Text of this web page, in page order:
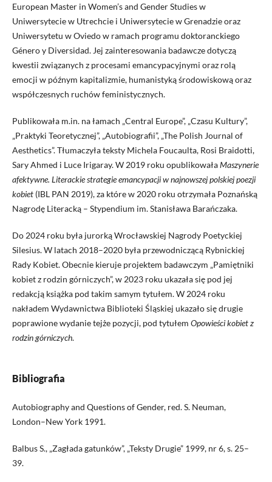
European Master in Women’s and Gender Studies w
Uniwersytecie w Utrechcie i Uniwersytecie w Grenadzie oraz
Uniwersytetu w Oviedo w ramach programu doktoranckiego
Género y Diversidad. Jej zainteresowania badawcze dotyczą
kwestii związanych z procesami emancypacyjnymi oraz rolą
emocji w późnym kapitalizmie, humanistyką środowiskową oraz
współczesnych ruchów feministycznych.
Publikowała m.in. na łamach „Central Europe”, „Czasu Kultury”,
„Praktyki Teoretycznej”, „Autobiografii”, „The Polish Journal of
Aesthetics”. Tłumaczyła teksty Michela Foucaulta, Rosi Braidotti,
Sary Ahmed i Luce Irigaray. W 2019 roku opublikowałaMaszynerie
afektywne. Literackie strategie emancypacji w najnowszej polskiej poezji
kobiet(IBL PAN 2019), za które w 2020 roku otrzymała Poznańską
Nagrodę Literacką – Stypendium im. Stanisława Barańczaka.
Do 2024 roku była jurorką Wrocławskiej Nagrody Poetyckiej
Silesius. W latach 2018–2020 była przewodniczącą Rybnickiej
Rady Kobiet. Obecnie kieruje projektem badawczym „Pamiętniki
kobiet z rodzin górniczych”, w 2023 roku ukazała się pod jej
redakcją książka pod takim samym tytułem. W 2024 roku
nakładem Wydawnictwa Biblioteki Śląskiej ukazało się drugie
poprawione wydanie tejże pozycji, pod tytułem Opowieści kobiet z
rodzin górniczych.
Bibliografia
Autobiography and Questions of Gender, red. S. Neuman,
London–New York 1991.
Balbus S., „Zagłada gatunków”, „Teksty Drugie” 1999, nr 6, s. 25–
39.